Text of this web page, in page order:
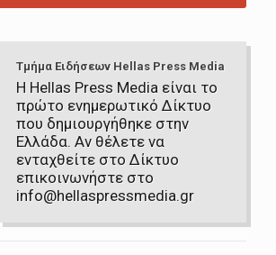
Τμήμα Ειδήσεων Hellas Press Media
Η Hellas Press Media είναι το
πρώτο ενημερωτικό Δίκτυο
που δημιουργήθηκε στην
Ελλάδα. Αν θέλετε να
ενταχθείτε στο Δίκτυο
επικοινωνήστε στο
info@hellaspressmedia.gr